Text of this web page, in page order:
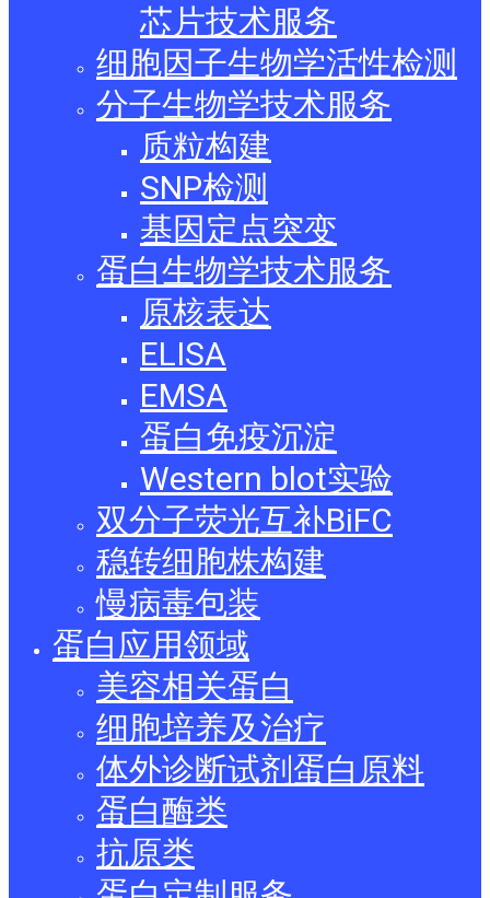
芯片技术服务
细胞因子生物学活性检测
分子生物学技术服务
质粒构建
SNP检测
基因定点突变
蛋白生物学技术服务
原核表达
ELISA
EMSA
蛋白免疫沉淀
Western blot实验
双分子荧光互补BiFC
稳转细胞株构建
慢病毒包装
蛋白应用领域
美容相关蛋白
细胞培养及治疗
体外诊断试剂蛋白原料
蛋白酶类
抗原类